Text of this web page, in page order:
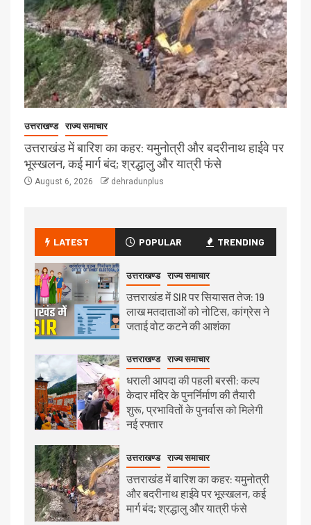
उत्तराखण्ड राज्य समाचार
उत्तराखंड में बारिश का कहर: यमुनोत्री और बदरीनाथ हाईवे पर
भूस्खलन, कई मार्ग बंद; श्रद्धालु और यात्री फंसे
August 6, 2026 dehradunplus
LATEST POPULAR TRENDING
उत्तराखण्ड राज्य समाचार
उत्तराखंड में SIR पर सियासत तेज: 19
लाख मतदाताओं को नोटिस, कांग्रेस ने
जताई वोट कटने की आशंका
उत्तराखण्ड राज्य समाचार
धराली आपदा की पहली बरसी: कल्प
केदार मंदिर के पुनर्निर्माण की तैयारी
शुरू, प्रभावितों के पुनर्वास को मिलेगी
नई रफ्तार
उत्तराखण्ड राज्य समाचार
उत्तराखंड में बारिश का कहर: यमुनोत्री
और बदरीनाथ हाईवे पर भूस्खलन, कई
मार्ग बंद; श्रद्धालु और यात्री फंसे